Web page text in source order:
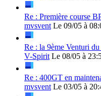
Re : Première course
mvsvent Le 09/05 à
Re : la 9ème Venturi
V-Spirit Le 08/05 à
Re : 400GT en
mvsvent Le 03/05 à